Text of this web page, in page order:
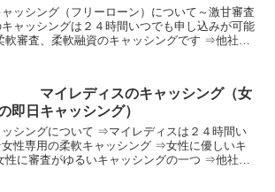
ッシング（フリーローン）について～激甘審査
ャッシングは２４時間いつでも申し込みが可能
審査、柔軟融資のキャッシングです ⇒他社の
マイレディスのキャッシング（女
即日キャッシング）
シングについて ⇒マイレディスは２４時間い
性専用の柔軟キャッシング ⇒女性に優しいキ
に審査がゆるいキャッシングの一つ ⇒他社の